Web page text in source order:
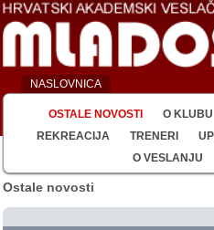
NASLOVNICA
OSTALE NOVOSTI O KLUBU
REKREACIJA
TRENERI
O VESLANJU
Ostale novosti